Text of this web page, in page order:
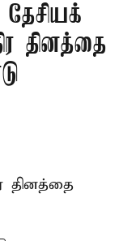
தினத்தை
தினத்தை